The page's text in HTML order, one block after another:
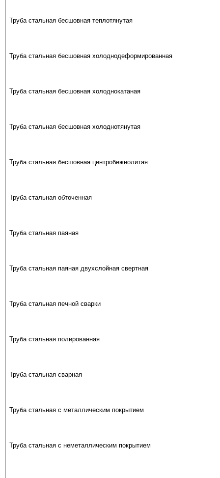
Труба стальная бесшовная теплотянутая
Труба стальная бесшовная холоднодеформированная
Труба стальная бесшовная холоднокатаная
Труба стальная бесшовная холоднотянутая
Труба стальная бесшовная центробежнолитая
Труба стальная обточенная
Труба стальная паяная
Труба стальная паяная двухслойная свертная
Труба стальная печной сварки
Труба стальная полированная
Труба стальная сварная
Труба стальная с металлическим покрытием
Труба стальная с неметаллическим покрытием